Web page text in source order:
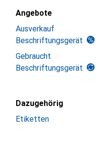
Angebote
Ausverkauf
Beschriftungsgerät
Gebraucht
Beschriftungsgerät
Dazugehörig
Etiketten